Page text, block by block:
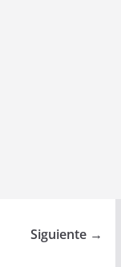
Siguiente →